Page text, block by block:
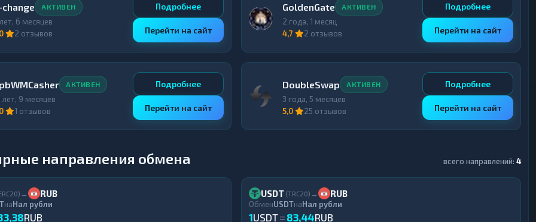
change АКТИВЕН
6 месяцев
2 отзывов
Подробнее
Перейти на сайт
GoldenGate АКТИВЕН
2 года, 1 месяц
4,7
2 отзывов
Подробнее
Перейти на сайт
АКТИВЕН
лет, 9 месяцев
1 отзывов
Подробнее
Перейти на сайт
DoubleSwap АКТИВЕН
3 года, 5 месяцев
5,0
25 отзывов
Подробнее
Перейти на сайт
направления обмена всего направлений: 4
→ RUB
наНал рубли
RUB
USDT (TRC20) → RUB
ОбменUSDTнаНал рубли
1USDT= 83,44RUB